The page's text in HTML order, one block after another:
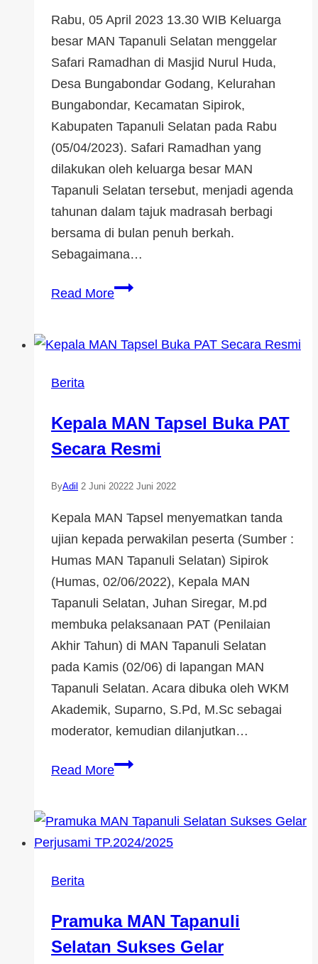
Rabu, 05 April 2023 13.30 WIB Keluarga
besar MAN Tapanuli Selatan menggelar
Safari Ramadhan di Masjid Nurul Huda,
Desa Bungabondar Godang, Kelurahan
Bungabondar, Kecamatan Sipirok,
Kabupaten Tapanuli Selatan pada Rabu
(05/04/2023). Safari Ramadhan yang
dilakukan oleh keluarga besar MAN
Tapanuli Selatan tersebut, menjadi agenda
tahunan dalam tajuk madrasah berbagi
bersama di bulan penuh berkah.
Sebagaimana…
Read More
Berita
Kepala MAN Tapsel Buka PAT
Secara Resmi
ByAdil 2 Juni 20222 Juni 2022
Kepala MAN Tapsel menyematkan tanda
ujian kepada perwakilan peserta (Sumber :
Humas MAN Tapanuli Selatan) Sipirok
(Humas, 02/06/2022), Kepala MAN
Tapanuli Selatan, Juhan Siregar, M.pd
membuka pelaksanaan PAT (Penilaian
Akhir Tahun) di MAN Tapanuli Selatan
pada Kamis (02/06) di lapangan MAN
Tapanuli Selatan. Acara dibuka oleh WKM
Akademik, Suparno, S.Pd, M.Sc sebagai
moderator, kemudian dilanjutkan…
Read More
Berita
Pramuka MAN Tapanuli
Selatan Sukses Gelar